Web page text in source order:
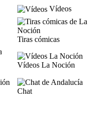
Vídeos
Tiras cómicas
Vídeos La Noción
Chat